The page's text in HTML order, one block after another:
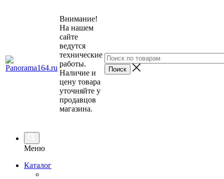
Внимание!
На нашем
сайте
ведутся
технические
работы.
Наличие и
цену товара
уточняйте у
продавцов
магазина.
Меню
Каталог